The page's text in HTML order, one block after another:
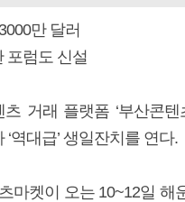
만 달러
포럼도 신설
거래 플랫폼 ‘부산콘텐
역대급’ 생일잔치를 연다.
마켓이 오는 10~12일 해